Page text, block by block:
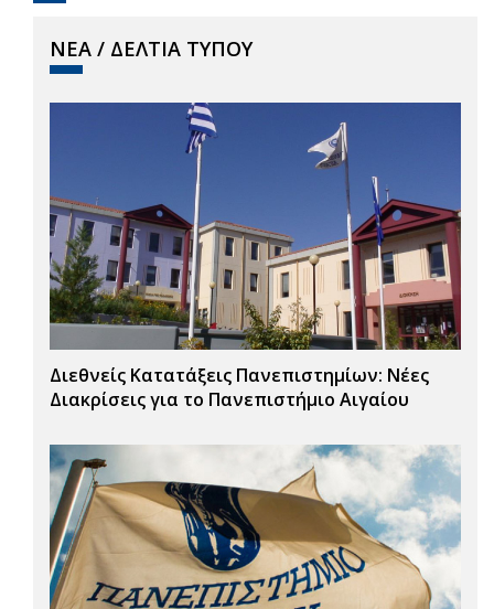
ΝΕΑ / ΔΕΛΤΙΑ ΤΥΠΟΥ
Διεθνείς Κατατάξεις Πανεπιστημίων: Νέες
Διακρίσεις για το Πανεπιστήμιο Αιγαίου